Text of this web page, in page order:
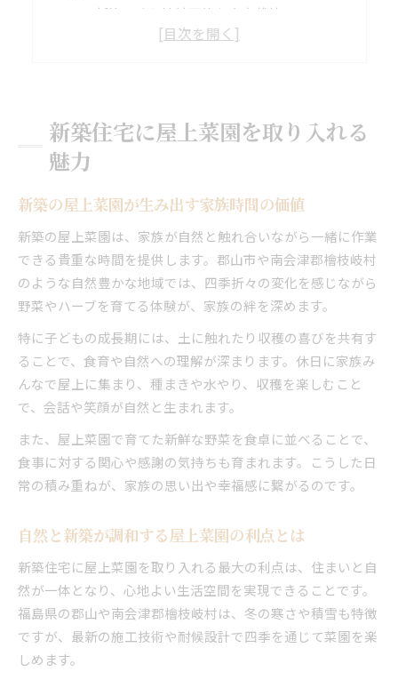
新築で叶う持続可能な自家栽培ライフ
エコ志向の新築住宅と屋上菜園の相性
新築住宅で始める自然共生型の菜園生活
屋上菜園が新築暮らしに与える変化
自然素材を生かした新築菜園の工夫
新築屋上菜園が日々の癒しになる理由
雪国の新築で叶う屋上菜園の工夫
雪国新築住宅の屋上菜園設計ポイント
新築で実践する積雪対策の工夫
耐荷重を考えた新築屋上菜園の設計
新築菜園で冬季も楽しむための秘訣
雪国ならではの新築屋上菜園の注意点
自家菜園を楽しむ新築設計のポイント
新築で実現する快適な屋上菜園スペース
新築住宅ならではの菜園動線と配置
家族みんなで楽しむ新築自家栽培術
新築設計で重視したい灌漑システム
積雪環境で屋上菜園を楽しむ秘訣
新築での積雪対策と屋上菜園両立のコツ
雪に強い新築屋上菜園の作り方
新築住宅に屋上菜園を取り入れる
魅力
新築の屋上菜園が生み出す家族時間の価値
新築の屋上菜園は、家族が自然と触れ合いながら一緒に作業
できる貴重な時間を提供します。郡山市や南会津郡檜枝岐村
のような自然豊かな地域では、四季折々の変化を感じながら
野菜やハーブを育てる体験が、家族の絆を深めます。
特に子どもの成長期には、土に触れたり収穫の喜びを共有す
ることで、食育や自然への理解が深まります。休日に家族み
んなで屋上に集まり、種まきや水やり、収穫を楽しむこと
で、会話や笑顔が自然と生まれます。
また、屋上菜園で育てた新鮮な野菜を食卓に並べることで、
食事に対する関心や感謝の気持ちも育まれます。こうした日
常の積み重ねが、家族の思い出や幸福感に繋がるのです。
自然と新築が調和する屋上菜園の利点とは
新築住宅に屋上菜園を取り入れる最大の利点は、住まいと自
然が一体となり、心地よい生活空間を実現できることです。
福島県の郡山や南会津郡檜枝岐村は、冬の寒さや積雪も特徴
ですが、最新の施工技術や耐候設計で四季を通じて菜園を楽
しめます。